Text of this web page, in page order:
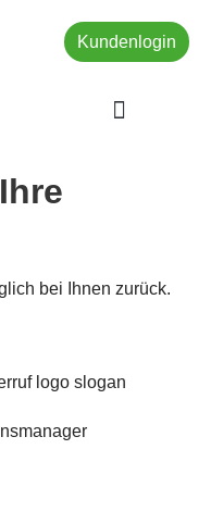
Kundenlogin
bei Ihnen zurück.